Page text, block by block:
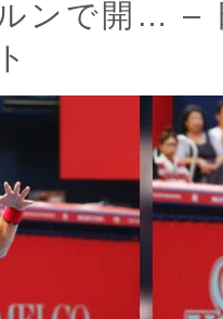
ンで開… –